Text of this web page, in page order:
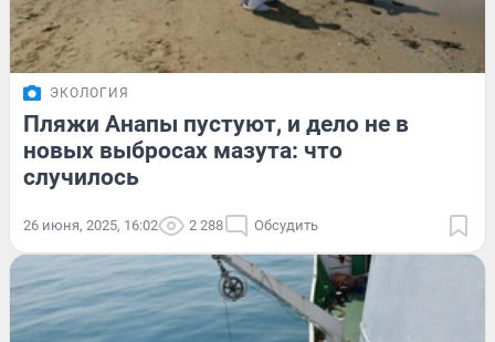
ЭКОЛОГИЯ
Пляжи Анапы пустуют, и дело не в
новых выбросах мазута: что
случилось
26 июня, 2025, 16:02 2 288 Обсудить